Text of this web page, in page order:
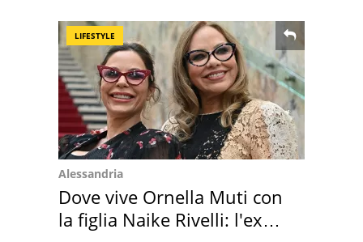
LIFESTYLE
Alessandria
Dove vive Ornella Muti con
la figlia Naike Rivelli: l'ex